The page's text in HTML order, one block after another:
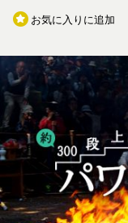
お気に入りに追加